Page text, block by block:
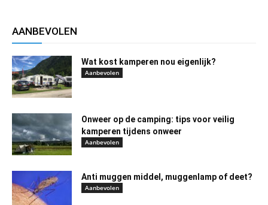
AANBEVOLEN
Wat kost kamperen nou eigenlijk?
Aanbevolen
Onweer op de camping: tips voor veilig
kamperen tijdens onweer
Aanbevolen
Anti muggen middel, muggenlamp of deet?
Aanbevolen